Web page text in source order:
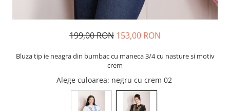
199,00 RON 153,00 RON
Bluza tip ie neagra din bumbac cu maneca 3/4 cu nasture si motiv
crem
Alege culoarea: negru cu crem 02